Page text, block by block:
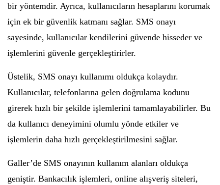
bir yöntemdir. Ayrıca, kullanıcıların hesaplarını korumak
için ek bir güvenlik katmanı sağlar. SMS onayı
sayesinde, kullanıcılar kendilerini güvende hisseder ve
işlemlerini güvenle gerçekleştirirler.
Üstelik, SMS onayı kullanımı oldukça kolaydır.
Kullanıcılar, telefonlarına gelen doğrulama kodunu
girerek hızlı bir şekilde işlemlerini tamamlayabilirler. Bu
da kullanıcı deneyimini olumlu yönde etkiler ve
işlemlerin daha hızlı gerçekleştirilmesini sağlar.
Galler’de SMS onayının kullanım alanları oldukça
geniştir. Bankacılık işlemleri, online alışveriş siteleri,